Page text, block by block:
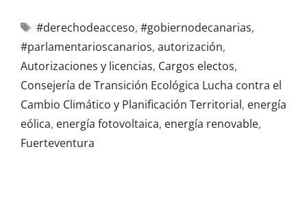
#derechodeacceso, #gobiernodecanarias,
#parlamentarioscanarios, autorización,
Autorizaciones y licencias, Cargos electos,
Consejería de Transición Ecológica Lucha contra el
Cambio Climático y Planificación Territorial, energía
eólica, energía fotovoltaica, energía renovable,
Fuerteventura